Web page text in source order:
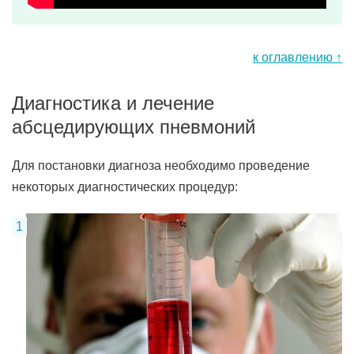
к оглавлению ↑
Диагностика и лечение
абсцедирующих пневмоний
Для постановки диагноза необходимо проведение
некоторых диагностических процедур: